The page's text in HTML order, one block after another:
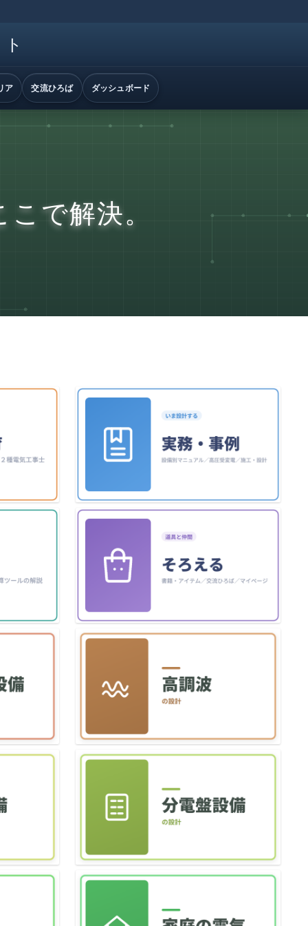
ア 交流ひろば ダッシュボード
で解決。